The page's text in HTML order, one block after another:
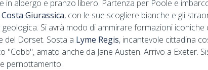
in albergo e pranzo libero. Partenza per Poole e
Giurassica, con le sue scogliere bianche e gli
Si avrà modo di ammirare formazioni iconiche
del Dorset. Sosta a Lyme Regis, incantevole cittadina
"Cobb", amato anche da Jane Austen. Arrivo a Exeter.
pernottamento.